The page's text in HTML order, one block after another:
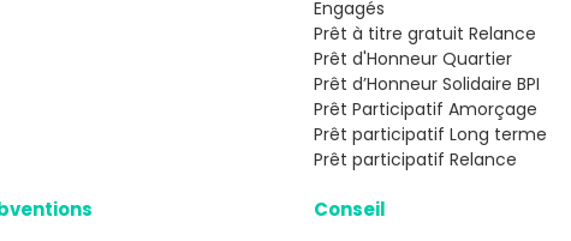
Engagés
Prêt à titre gratuit Relance
Prêt d'Honneur Quartier
Prêt d’Honneur Solidaire BPI
Prêt Participatif Amorçage
Prêt participatif Long terme
Prêt participatif Relance
Conseil